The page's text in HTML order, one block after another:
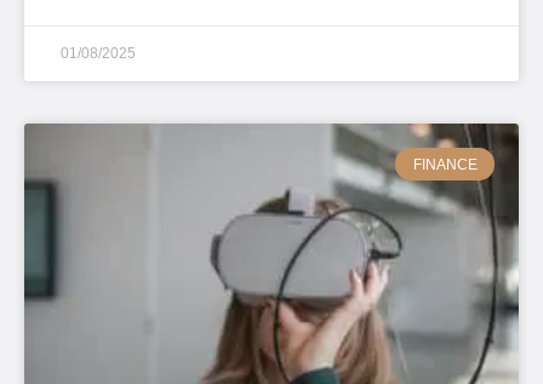
01/08/2025
FINANCE